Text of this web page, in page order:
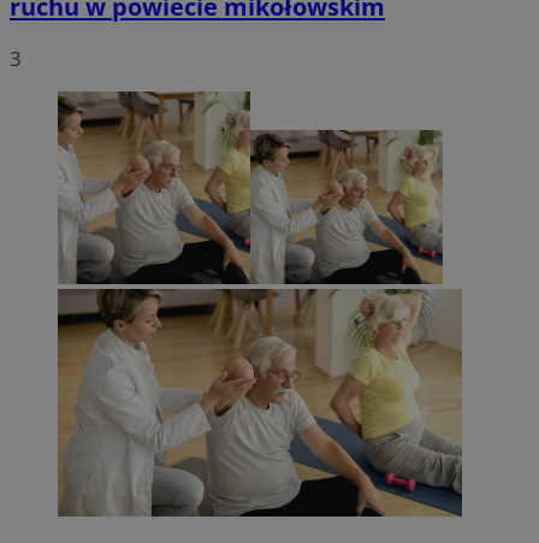
ruchu w powiecie mikołowskim
3